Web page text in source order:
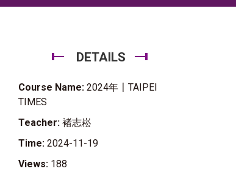
DETAILS
Course Name: 2024年〡TAIPEI
TIMES
Teacher: 褚志崧
Time: 2024-11-19
Views: 188